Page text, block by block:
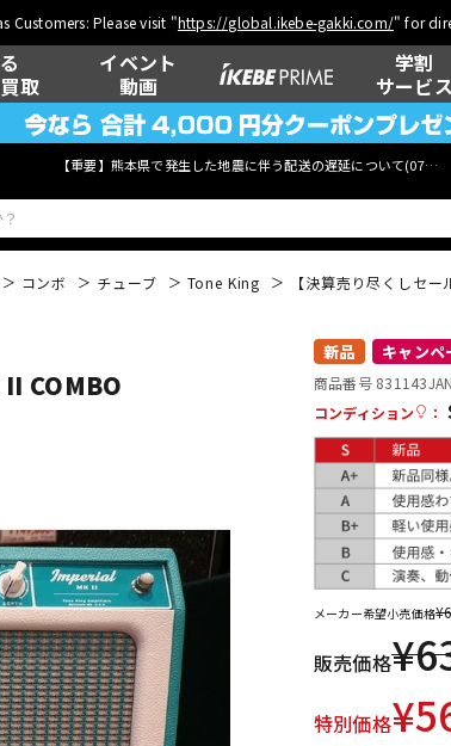
Customers: Please visit "https://global.ikebe-gakki.com/" for
取
イベント
動画
学割
サービス
【重要】熊本県で発生した地震に伴う配送の遅延について(07月29日
ウクレレ
その他楽器
DTM オンラ
イン納品
レコーデ
グ機器
コンボ チューブ Tone King 【決算売り尽くしセ
COMBO
新品 キャンペ
商品番号 831143
コンディション
：
メーカー希望小売価格¥
販売価格¥
特別価格¥